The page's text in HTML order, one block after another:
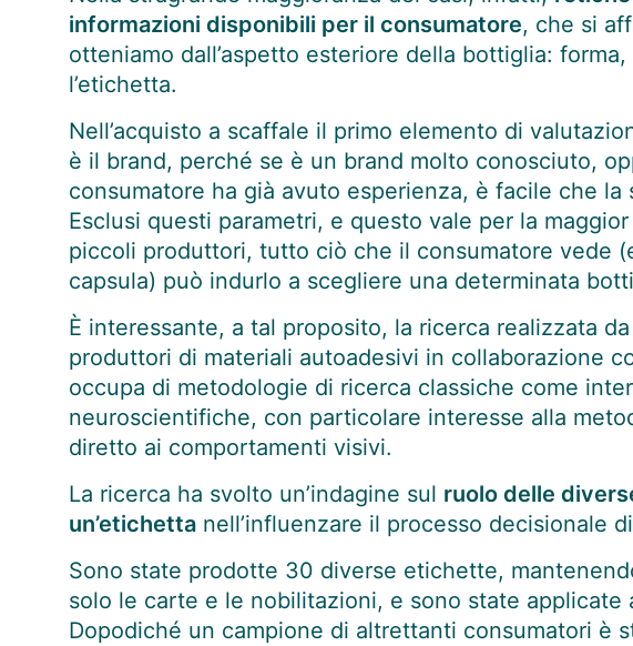
informazioni disponibili per il consumatore, che si
otteniamo dall’aspetto esteriore della bottiglia:
l’etichetta.
Nell’acquisto a scaffale il primo elemento di
è il brand, perché se è un brand molto conosciuto,
consumatore ha già avuto esperienza, è facile che la
Esclusi questi parametri, e questo vale per la
piccoli produttori, tutto ciò che il consumatore vede
capsula) può indurlo a scegliere una determinata
È interessante, a tal proposito, la ricerca realizzata da
produttori di materiali autoadesivi in collaborazione
occupa di metodologie di ricerca classiche come
neuroscientifiche, con particolare interesse alla
diretto ai comportamenti visivi.
La ricerca ha svolto un’indagine sul ruolo delle
un’etichetta nell’influenzare il processo decisionale
Sono state prodotte 30 diverse etichette,
solo le carte e le nobilitazioni, e sono state
Dopodiché un campione di altrettanti consumatori è